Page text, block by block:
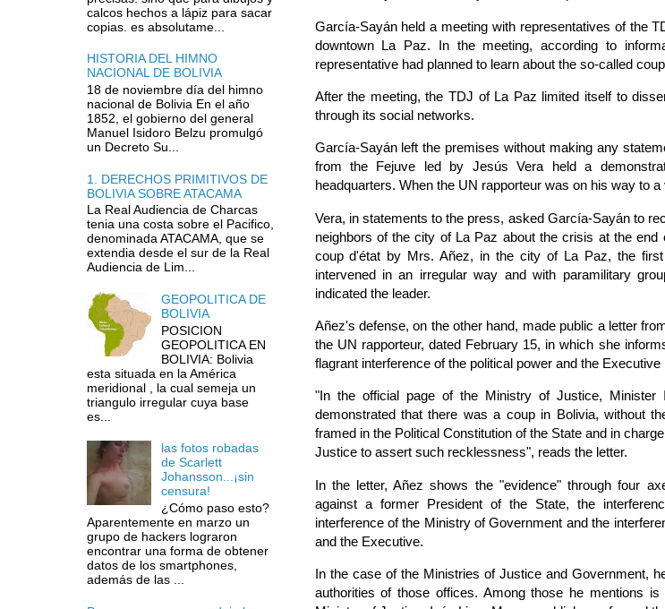
García-Sayán held a meeting with representatives of the
downtown La Paz. In the meeting, according to
representative had planned to learn about the so-called
After the meeting, the TDJ of La Paz limited itself to
through its social networks.
García-Sayán left the premises without making any
from the Fejuve led by Jesús Vera held a
headquarters. When the UN rapporteur was on his way to
Vera, in statements to the press, asked García-Sayán to
neighbors of the city of La Paz about the crisis at the end
coup d'état by Mrs. Añez, in the city of La Paz, the
intervened in an irregular way and with paramilitary
indicated the leader.
Añez's defense, on the other hand, made public a letter
the UN rapporteur, dated February 15, in which she
flagrant interference of the political power and the
"In the official page of the Ministry of Justice,
demonstrated that there was a coup in Bolivia, without
framed in the Political Constitution of the State and in
Justice to assert such recklessness", reads the letter.
In the letter, Añez shows the "evidence" through four
against a former President of the State, the
interference of the Ministry of Government and the
and the Executive.
In the case of the Ministries of Justice and Government,
authorities of those offices. Among those he mentions
calcos hechos a lápiz para sacar
copias. es absolutame...
HISTORIA DEL HIMNO
NACIONAL DE BOLIVIA
18 de noviembre día del himno
nacional de Bolivia En el año
1852, el gobierno del general
Manuel Isidoro Belzu promulgó
un Decreto Su...
1. DERECHOS PRIMITIVOS DE
BOLIVIA SOBRE ATACAMA
La Real Audiencia de Charcas
tenia una costa sobre el Pacifico,
denominada ATACAMA, que se
extendia desde el sur de la Real
Audiencia de Lim...
GEOPOLITICA DE
BOLIVIA
POSICION
GEOPOLITICA EN
BOLIVIA: Bolivia
esta situada en la América
meridional , la cual semeja un
triangulo irregular cuya base
es...
las fotos robadas
de Scarlett
Johansson...¡sin
censura!
¿Cómo paso esto?
Aparentemente en marzo un
grupo de hackers lograron
encontrar una forma de obtener
datos de los smartphones,
además de las ...